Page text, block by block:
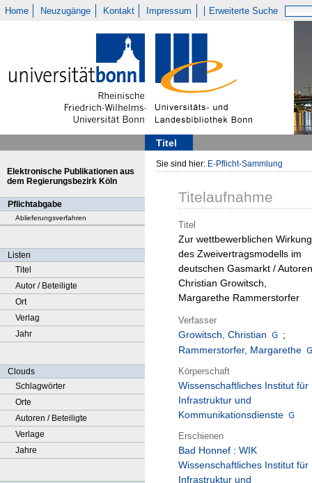
Home Neuzugänge Kontakt Impressum Erweiterte Suche
Titel
Elektronische Publikationen aus
dem Regierungsbezirk Köln
Pflichtabgabe
Ablieferungsverfahren
Listen
Titel
Autor / Beteiligte
Ort
Verlag
Jahr
Clouds
Schlagwörter
Orte
Autoren / Beteiligte
Verlage
Jahre
Sie sind hier: E-Pflicht-Sammlung
Titelaufnahme
Titel
Zur wettbewerblichen Wirkung
des Zweivertragsmodells im
deutschen Gasmarkt /
Christian Growitsch,
Margarethe Rammerstorfer
Verfasser
Growitsch, Christian
;
Rammerstorfer, Margarethe
Körperschaft
Wissenschaftliches Institut für
Infrastruktur und
Kommunikationsdienste
Erschienen
Bad Honnef : WIK
Wissenschaftliches Institut für
Infrastruktur und